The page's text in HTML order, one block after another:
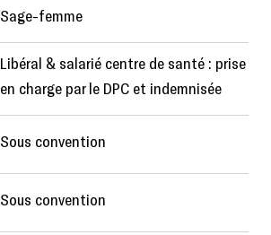
Sage-femme
Libéral & salarié centre de santé : prise
en charge par le DPC et indemnisée
Sous convention
Sous convention